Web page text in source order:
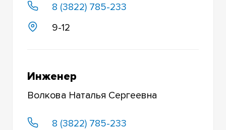
8 (3822) 785-233
9-12
Инженер
Волкова Наталья Сергеевна
8 (3822) 785-233